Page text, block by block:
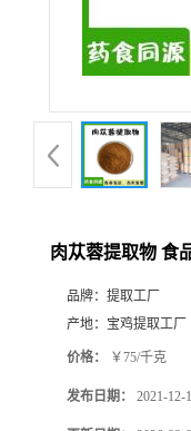
肉苁蓉提取物 食
品牌： 提取工厂
产地： 宝鸡提取工厂
价格： ￥75/千克
发布日期： 2021-12-